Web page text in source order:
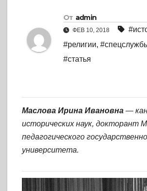
От admin
ФЕВ 10, 2018
#религии,
#статья
Маслова Ирина Ивановна —
исторических наук, докторант
педагогического
университета.